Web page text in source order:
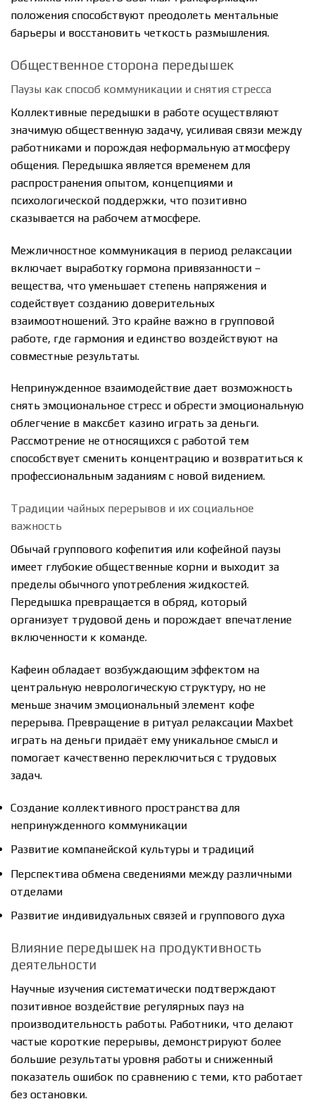
положения способствуют преодолеть ментальные
барьеры и восстановить четкость размышления.
Общественное сторона передышек
Паузы как способ коммуникации и снятия стресса
Коллективные передышки в работе осуществляют
значимую общественную задачу, усиливая связи между
работниками и порождая неформальную атмосферу
общения. Передышка является временем для
распространения опытом, концепциями и
психологической поддержки, что позитивно
сказывается на рабочем атмосфере.
Межличностное коммуникация в период релаксации
включает выработку гормона привязанности –
вещества, что уменьшает степень напряжения и
содействует созданию доверительных
взаимоотношений. Это крайне важно в групповой
работе, где гармония и единство воздействуют на
совместные результаты.
Непринужденное взаимодействие дает возможность
снять эмоциональное стресс и обрести эмоциональную
облегчение в максбет казино играть за деньги.
Рассмотрение не относящихся с работой тем
способствует сменить концентрацию и возвратиться к
профессиональным заданиям с новой видением.
Традиции чайных перерывов и их социальное
важность
Обычай группового кофепития или кофейной паузы
имеет глубокие общественные корни и выходит за
пределы обычного употребления жидкостей.
Передышка превращается в обряд, который
организует трудовой день и порождает впечатление
включенности к команде.
Кафеин обладает возбуждающим эффектом на
центральную неврологическую структуру, но не
меньше значим эмоциональный элемент кофе
перерыва. Превращение в ритуал релаксации Maxbet
играть на деньги придаёт ему уникальное смысл и
помогает качественно переключиться с трудовых
задач.
Создание коллективного пространства для
непринужденного коммуникации
Развитие компанейской культуры и традиций
Перспектива обмена сведениями между различными
отделами
Развитие индивидуальных связей и группового духа
Влияние передышек на продуктивность
деятельности
Научные изучения систематически подтверждают
позитивное воздействие регулярных пауз на
производительность работы. Работники, что делают
частые короткие перерывы, демонстрируют более
большие результаты уровня работы и сниженный
показатель ошибок по сравнению с теми, кто работает
без остановки.